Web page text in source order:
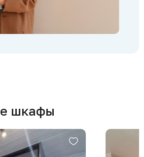
шкафы